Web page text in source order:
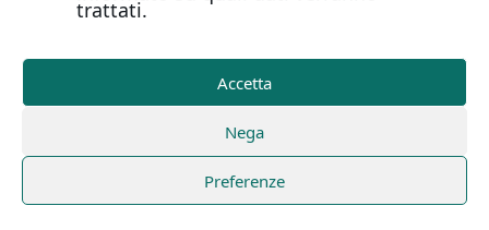
trattati.
Accetta
Nega
Preferenze
Metodi di pagamento
Copyright © Il Terebinto Edizioni - 2026
Termini e condizioni